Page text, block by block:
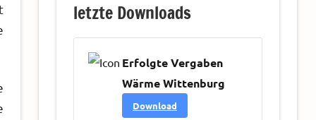
letzte Downloads
Erfolgte Vergaben
Wärme Wittenburg
Download